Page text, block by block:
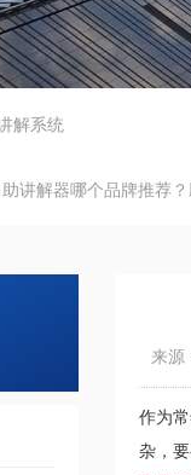
解系统
助讲解器哪个品牌推荐
来源
作为
杂，